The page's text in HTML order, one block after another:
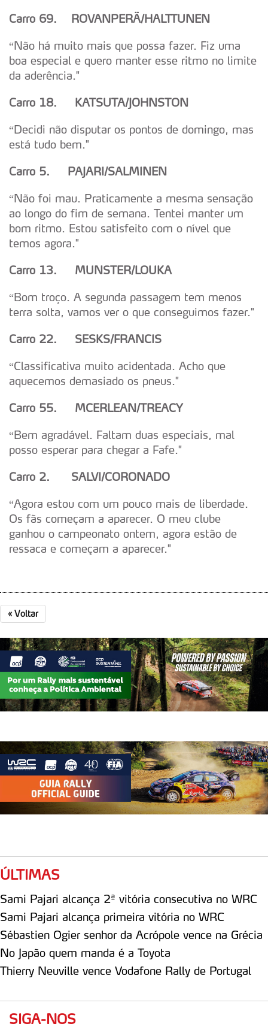
Carro 69. ROVANPERÄ/HALTTUNEN
“Não há muito mais que possa fazer. Fiz uma
boa especial e quero manter esse ritmo no limite
da aderência."
Carro 18. KATSUTA/JOHNSTON
“Decidi não disputar os pontos de domingo, mas
está tudo bem."
Carro 5. PAJARI/SALMINEN
“Não foi mau. Praticamente a mesma sensação
ao longo do fim de semana. Tentei manter um
bom ritmo. Estou satisfeito com o nível que
temos agora."
Carro 13. MUNSTER/LOUKA
“Bom troço. A segunda passagem tem menos
terra solta, vamos ver o que conseguimos fazer."
Carro 22. SESKS/FRANCIS
“Classificativa muito acidentada. Acho que
aquecemos demasiado os pneus."
Carro 55. MCERLEAN/TREACY
“Bem agradável. Faltam duas especiais, mal
posso esperar para chegar a Fafe."
Carro 2. SALVI/CORONADO
“Agora estou com um pouco mais de liberdade.
Os fãs começam a aparecer. O meu clube
ganhou o campeonato ontem, agora estão de
ressaca e começam a aparecer."
« Voltar
ÚLTIMAS
Sami Pajari alcança 2ª vitória consecutiva no WRC
Sami Pajari alcança primeira vitória no WRC
Sébastien Ogier senhor da Acrópole vence na Grécia
No Japão quem manda é a Toyota
Thierry Neuville vence Vodafone Rally de Portugal
SIGA-NOS